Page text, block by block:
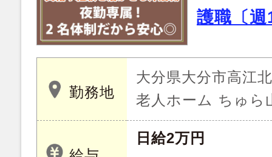
護職〔
勤務地
大分県大分市高江
老人ホーム ちゅら
日給2万円